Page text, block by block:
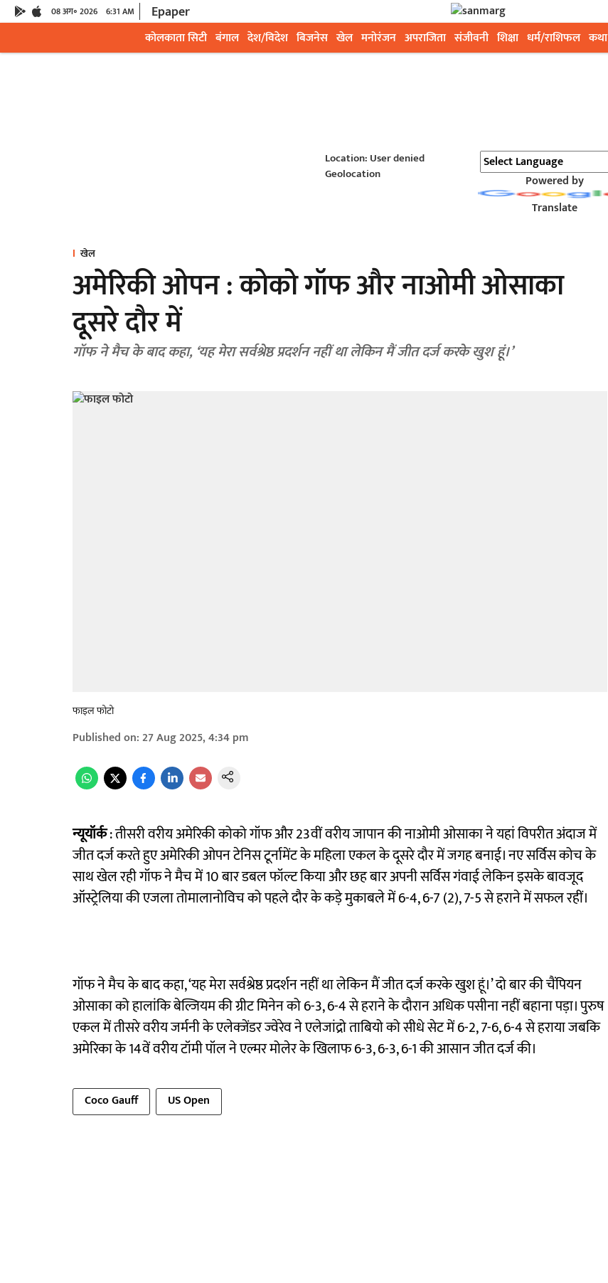
08 अग॰ 2026 6:31 AM Epaper
कोलकाता सिटी बंगाल देश/विदेश बिजनेस खेल मनोरंजन अपराजिता संजीवनी शिक्षा धर्म/राशिफल कथा
Location: User denied
Geolocation
Powered by
Translate
खेल
अमेरिकी ओपन : कोको गॉफ और नाओमी ओसाका
दूसरे दौर में
गॉफ ने मैच के बाद कहा, ‘यह मेरा सर्वश्रेष्ठ प्रदर्शन नहीं था लेकिन मैं जीत दर्ज करके खुश हूं।’
फाइल फोटो
Published on:27 Aug 2025, 4:34 pm
न्यूयॉर्क: तीसरी वरीय अमेरिकी कोको गॉफ और 23वीं वरीय जापान की नाओमी ओसाका ने यहां विपरीत अंदाज में
जीत दर्ज करते हुए अमेरिकी ओपन टेनिस टूर्नामेंट के महिला एकल के दूसरे दौर में जगह बनाई। नए सर्विस कोच के
साथ खेल रही गॉफ ने मैच में 10 बार डबल फॉल्ट किया और छह बार अपनी सर्विस गंवाई लेकिन इसके बावजूद
ऑस्ट्रेलिया की एजला तोमालानोविच को पहले दौर के कड़े मुकाबले में 6-4, 6-7 (2), 7-5 से हराने में सफल रहीं।
गॉफ ने मैच के बाद कहा, ‘यह मेरा सर्वश्रेष्ठ प्रदर्शन नहीं था लेकिन मैं जीत दर्ज करके खुश हूं।’ दो बार की चैंपियन
ओसाका को हालांकि बेल्जियम की ग्रीट मिनेन को 6-3, 6-4 से हराने के दौरान अधिक पसीना नहीं बहाना पड़ा। पुरुष
एकल में तीसरे वरीय जर्मनी के एलेक्जेंडर ज्वेरेव ने एलेजांद्रो ताबियो को सीधे सेट में 6-2, 7-6, 6-4 से हराया जबकि
अमेरिका के 14वें वरीय टॉमी पॉल ने एल्मर मोलेर के खिलाफ 6-3, 6-3, 6-1 की आसान जीत दर्ज की।
Coco Gauff US Open